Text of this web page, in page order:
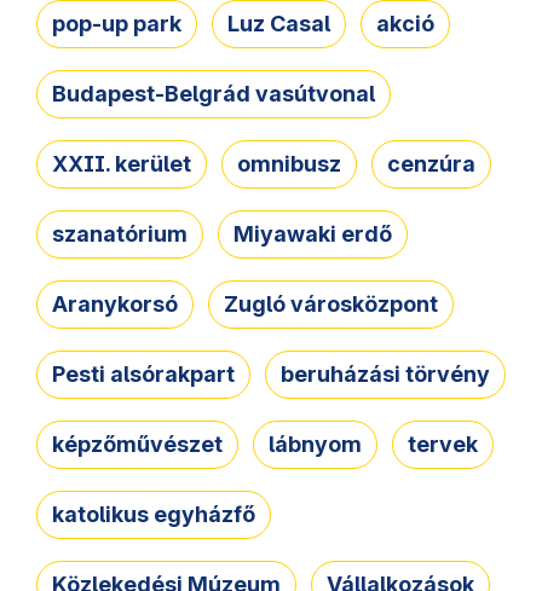
pop-up park Luz Casal akció
Budapest-Belgrád vasútvonal
XXII. kerület omnibusz cenzúra
szanatórium Miyawaki erdő
Aranykorsó Zugló városközpont
Pesti alsórakpart beruházási törvény
képzőművészet lábnyom tervek
katolikus egyházfő
Közlekedési Múzeum Vállalkozások